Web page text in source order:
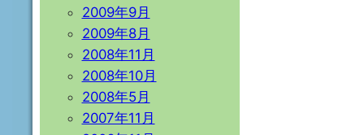
2009年9月
2009年8月
2008年11月
2008年10月
2008年5月
2007年11月